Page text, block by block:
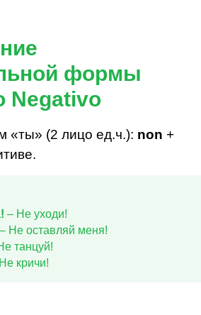
формы
Negativo
«ты» (2 лицо ед.ч.): non +
– Не уходи!
– Не оставляй меня!
танцуй!
кричи!